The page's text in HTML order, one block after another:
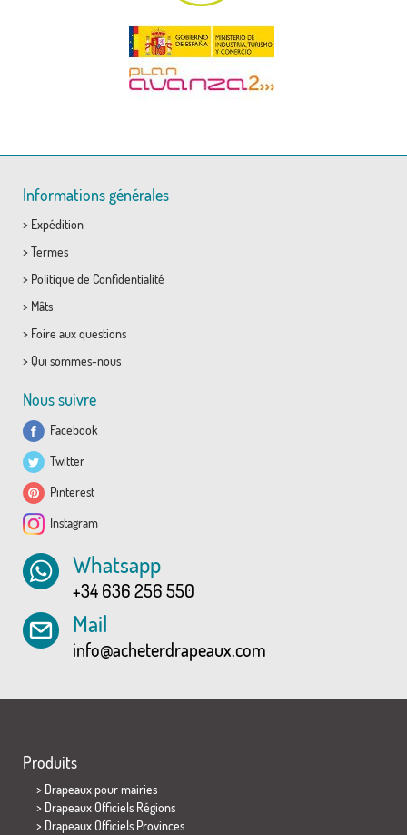
Informations générales
> Expédition
> Termes
> Politique de Confidentialité
> Mâts
> Foire aux questions
> Qui sommes-nous
Nous suivre
Facebook
Twitter
Pinterest
Instagram
Whatsapp
+34 636 256 550
Mail
info@acheterdrapeaux.com
Produits
> Drapeaux pour mairies
> Drapeaux Officiels Régions
> Drapeaux Officiels Provinces